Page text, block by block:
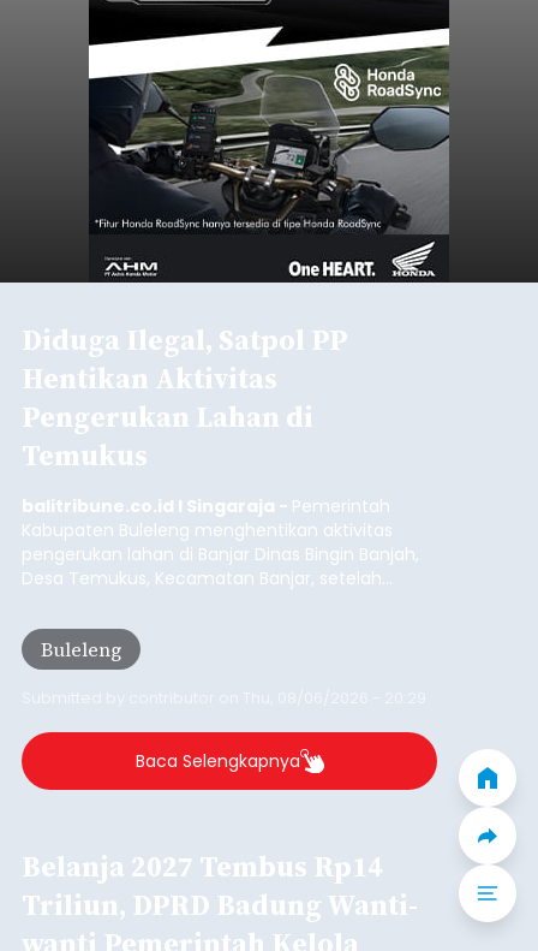
Diduga Ilegal, Satpol PP
Hentikan Aktivitas
Pengerukan Lahan di
Temukus
balitribune.co.id I Singaraja - Pemerintah
Kabupaten Buleleng menghentikan aktivitas
pengerukan lahan di Banjar Dinas Bingin Banjah,
Desa Temukus, Kecamatan Banjar, setelah
material yang tidak sesuai dengan peruntukan
kawasan.
Buleleng
Baca Selengkapnya
Belanja 2027 Tembus Rp14
Triliun, DPRD Badung Wanti-